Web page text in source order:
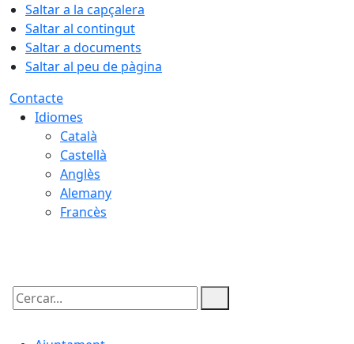
Saltar a la capçalera
Saltar al contingut
Saltar a documents
Saltar al peu de pàgina
Contacte
Idiomes
Català
Castellà
Anglès
Alemany
Francès
Cercar: